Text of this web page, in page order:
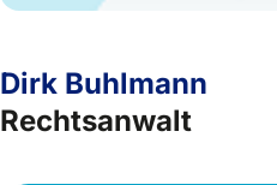
Dirk Buhlmann
Rechtsanwalt